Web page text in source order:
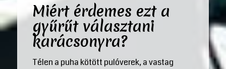
Miért érdemes ezt a
gyűrűt választani
karácsonyra?
Télen a puha kötött pulóverek, a vastag